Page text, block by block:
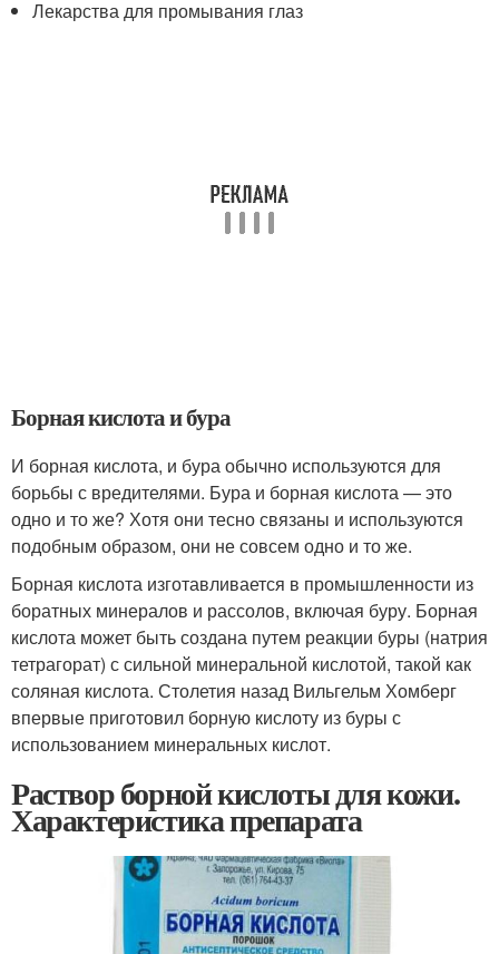
Лекарства для промывания глаз
Борная кислота и бура
И борная кислота, и бура обычно используются для
борьбы с вредителями. Бура и борная кислота — это
одно и то же? Хотя они тесно связаны и используются
подобным образом, они не совсем одно и то же.
Борная кислота изготавливается в промышленности из
боратных минералов и рассолов, включая буру. Борная
кислота может быть создана путем реакции буры (натрия
тетрагорат) с сильной минеральной кислотой, такой как
соляная кислота. Столетия назад Вильгельм Хомберг
впервые приготовил борную кислоту из буры с
использованием минеральных кислот.
Раствор борной кислоты для кожи.
Характеристика препарата